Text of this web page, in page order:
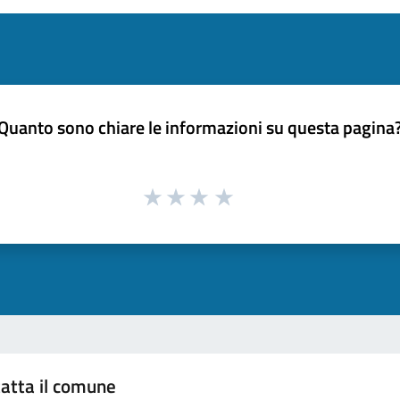
sono chiare le informazioni su questa
il comune